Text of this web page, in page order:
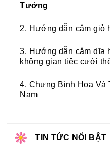
Tưởng
2. Hướng dẫn cắm giỏ
3. Hướng dẫn cắm dĩa
không gian tiệc cưới
4. Chưng Bình Hoa Và
Nam
TIN TỨC NỔI BẬT